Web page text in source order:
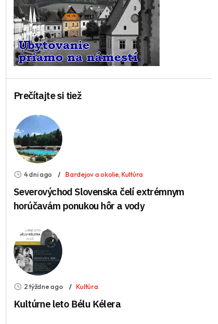
Prečítajte si tiež
4 dni ago Bardejov a okolie, Kultúra
Severovýchod Slovenska čelí extrémnym
horúčavám ponukou hôr a vody
2 týždne ago Kultúra
Kultúrne leto Bélu Kélera